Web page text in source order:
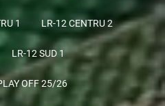
1 LR-12 CENTRU 2
LR-12 SUD 1
OFF 25/26